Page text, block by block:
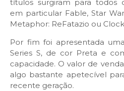
títulos surgiram para todos
em particular Fable, Star
Metaphor: ReFatazio ou
Por fim foi apresentada
Series S, de cor Preta e
capacidade. O valor de
algo bastante apetecível
recente geração.